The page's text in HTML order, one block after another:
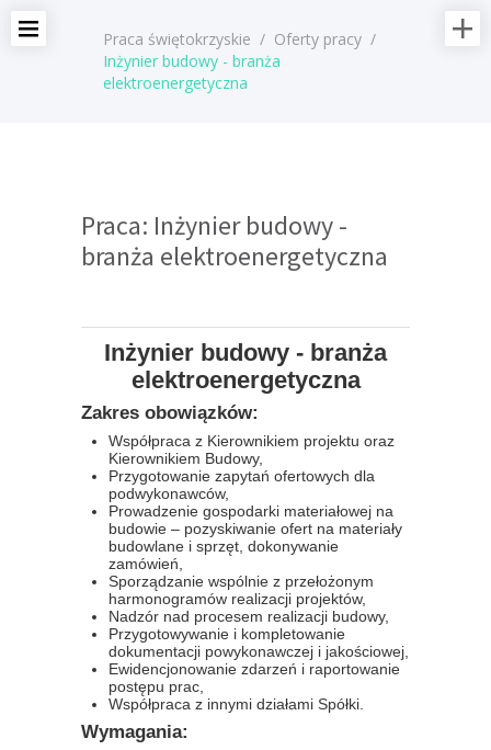
Praca świętokrzyskie / Oferty pracy /
Inżynier budowy - branża
elektroenergetyczna
Praca: Inżynier budowy -
branża elektroenergetyczna
Inżynier budowy - branża
elektroenergetyczna
Zakres obowiązków:
Współpraca z Kierownikiem projektu oraz
Kierownikiem Budowy,
Przygotowanie zapytań ofertowych dla
podwykonawców,
Prowadzenie gospodarki materiałowej na
budowie – pozyskiwanie ofert na materiały
budowlane i sprzęt, dokonywanie
zamówień,
Sporządzanie wspólnie z przełożonym
harmonogramów realizacji projektów,
Nadzór nad procesem realizacji budowy,
Przygotowywanie i kompletowanie
dokumentacji powykonawczej i jakościowej,
Ewidencjonowanie zdarzeń i raportowanie
postępu prac,
Współpraca z innymi działami Spółki.
Wymagania: